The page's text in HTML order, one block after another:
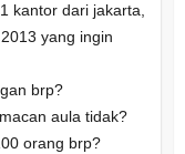
kantor dari jakarta,
yang ingin
brp?
aula tidak?
orang brp?